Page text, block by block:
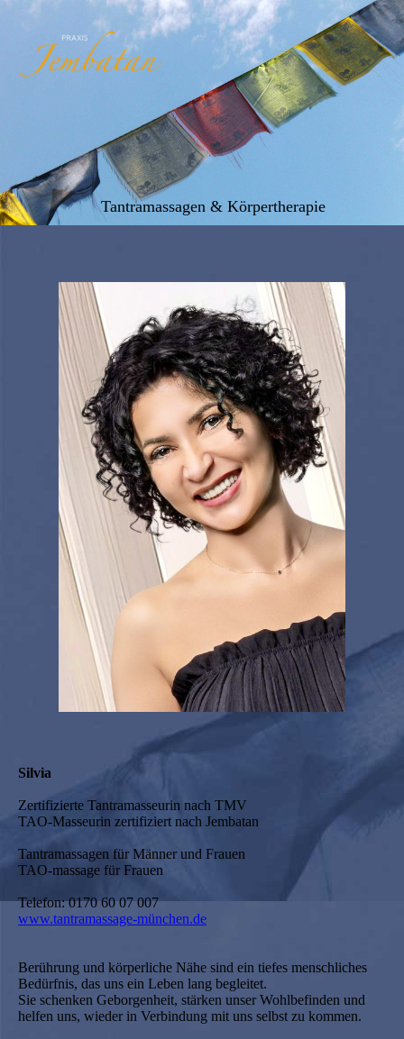
Tantramassagen & Körpertherapie
Silvia
Zertifizierte Tantramasseurin nach TMV
TAO-Masseurin zertifiziert nach Jembatan
Tantramassagen für Männer und Frauen
TAO-massage für Frauen
Telefon: 0170 60 07 007
www.tantramassage-münchen.de
Berührung und körperliche Nähe sind ein tiefes menschliches
Bedürfnis, das uns ein Leben lang begleitet.
Sie schenken Geborgenheit, stärken unser Wohlbefinden und
helfen uns, wieder in Verbindung mit uns selbst zu kommen.